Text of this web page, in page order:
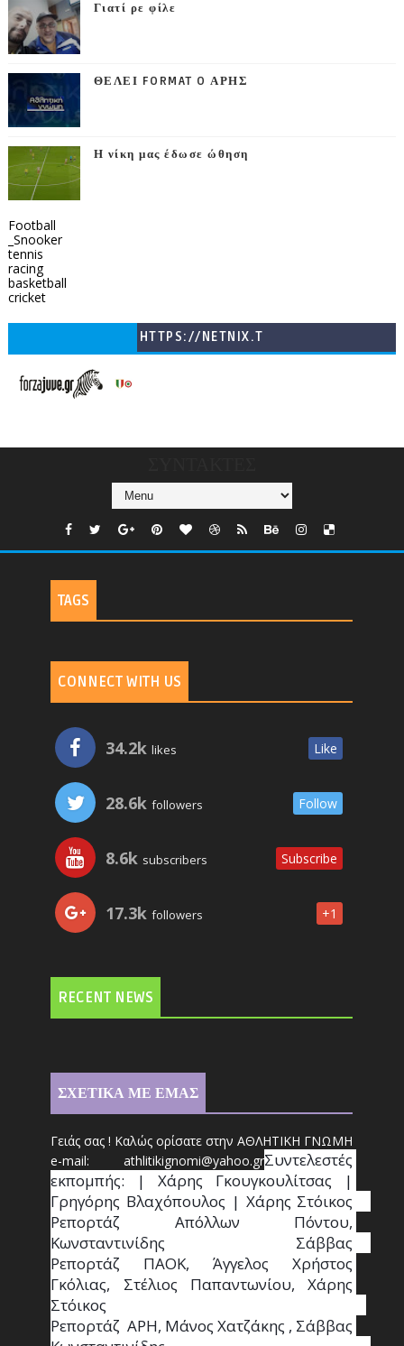
Γιατί ρε φίλε
ΘΕΛΕΙ FORMAT O ΑΡΗΣ
Η νίκη μας έδωσε ώθηση
Football
_Snooker
tennis
racing
basketball
cricket
HTTPS://NETNIX.T
TAGS
CONNECT WITH US
34.2k likes Like
28.6k followers Follow
8.6k subscribers Subscribe
17.3k followers +1
RECENT NEWS
ΣΧΕΤΙΚΑ ΜΕ ΕΜΑΣ
Γειάς σας ! Καλώς ορίσατε στην ΑΘΛΗΤΙΚΗ ΓΝΩΜΗ
e-mail: athlitikignomi@yahoo.grΣυντελεστές
εκπομπής: | Χάρης Γκουγκουλίτσας |
Γρηγόρης Βλαχόπουλος | Χάρης Στόικος
Ρεπορτάζ Απόλλων Πόντου,
Κωνσταντινίδης   Σάββας
Ρεπορτάζ ΠΑΟΚ, Άγγελος Χρήστος
Γκόλιας, Στέλιος Παπαντωνίου, Χάρης
Στόικος
Ρεπορτάζ  ΑΡΗ, Μάνος Χατζάκης , Σάββας